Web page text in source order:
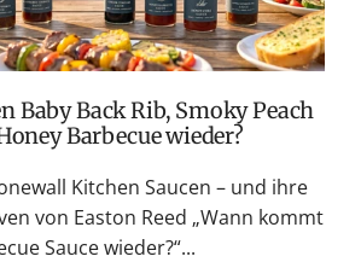
Baby Back Rib, Smoky Peach
Barbecue wieder?
Kitchen Saucen – und ihre
von Easton Reed „Wann kommt
Sauce wieder?“...